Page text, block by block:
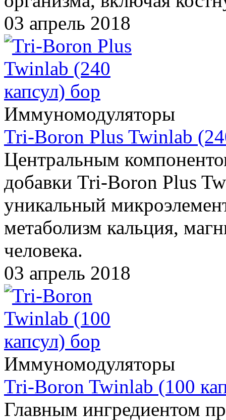
03 апрель 2018
Иммуномодуляторы
Tri-Boron Plus Twinlab
Центральным
добавки Tri-Boron Plus
уникальный
метаболизм кальция,
человека.
03 апрель 2018
Иммуномодуляторы
Tri-Boron Twinlab (100
Главным ингредиентом